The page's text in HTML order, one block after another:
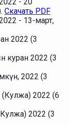
Скачать PDF
- 13-март,
2022 (3
куран 2022 (3
2022 (3
2022 (6
2022 (3